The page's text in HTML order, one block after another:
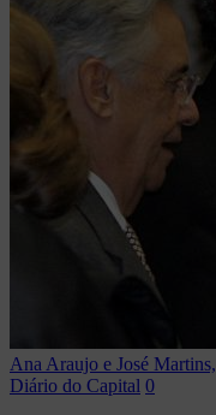
Ana Araujo e José
Diário do Capital 0